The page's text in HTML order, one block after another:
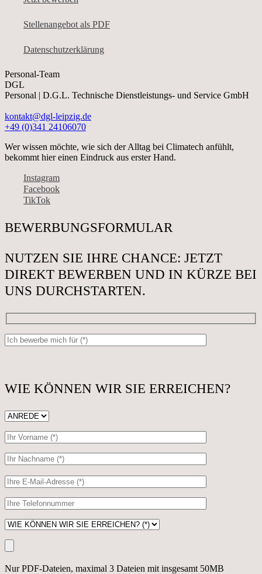
Stellenangebot als PDF
Datenschutzerklärung
Personal-Team
DGL
Personal | D.G.L. Technische Dienstleistungs- und Service GmbH
kontakt@dgl-leipzig.de
+49 (0)341 24106070
Wer wissen möchte, wie sich der Alltag bei Climatech anfühlt,
bekommt hier einen Eindruck aus erster Hand.
Instagram
Facebook
TikTok
BEWERBUNGS­FORMULAR
NUTZEN SIE IHRE CHANCE: JETZT
DIREKT BEWERBEN UND IN KÜRZE BEI
UNS DURCHSTARTEN.
WIE KÖNNEN WIR SIE ERREICHEN?
lasse
Feld
leer.
Nur PDF-Dateien, maximal 3 Dateien mit insgesamt 50MB